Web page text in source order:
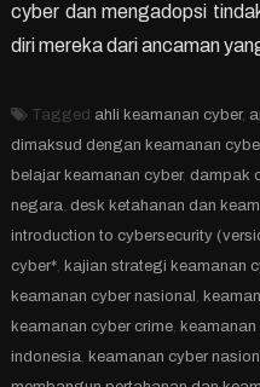
cyber dan mengadopsi
diri mereka dari ancaman
Tagged ahli keamanan cyber,
dimaksud dengan keamanan
belajar keamanan cyber, dampak
negara, desk ketahanan dan
introduction to cybersecurity
cyber*, kajian strategi keamanan
keamanan cyber nasional ,
keamanan cyber crime,
indonesia, keamanan cyber